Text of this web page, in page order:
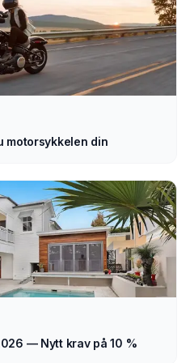
det tar bare noen minutter.
din og tar kontakt med
1–2 virkedager.
i ro og mak, og velg det som
motorsykkelen din
— Nytt krav på 10 %